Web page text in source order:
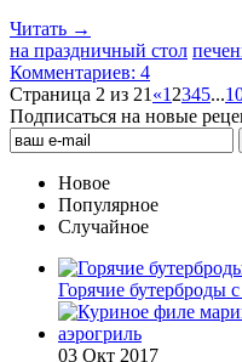
Читать →
на праздничный стол
Комментариев: 4
Страница 2 из 21 «1 2345...
Подписаться на новые
Новое
Популярное
Случайное
Горячие бутерброды
03 Окт 2017